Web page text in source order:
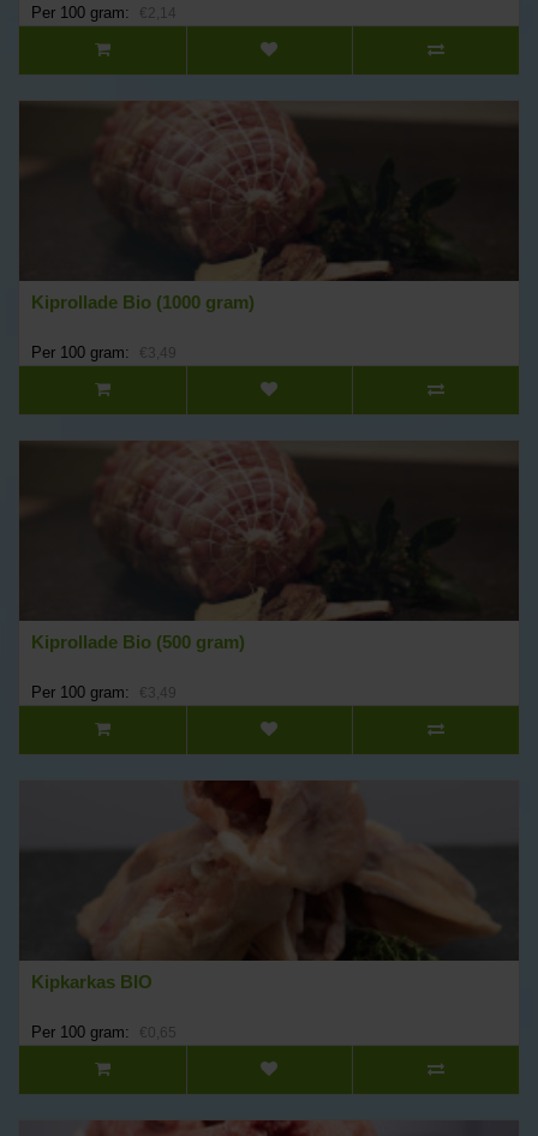
Per 100 gram: €2,14
Kiprollade Bio (1000 gram)
Per 100 gram: €3,49
Kiprollade Bio (500 gram)
Per 100 gram: €3,49
Kipkarkas BIO
Per 100 gram: €0,65